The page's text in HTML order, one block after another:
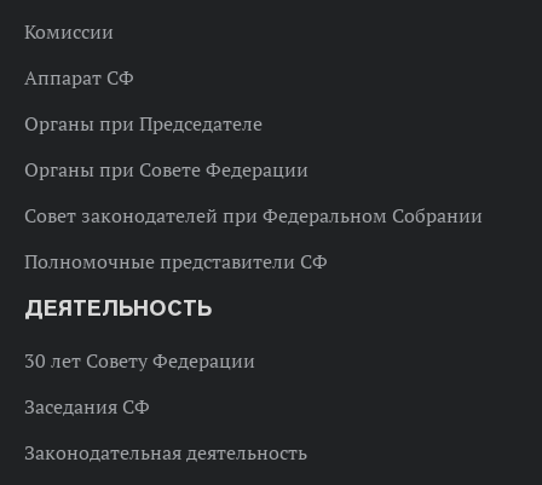
Комиссии
Аппарат СФ
Органы при Председателе
Органы при Совете Федерации
Совет законодателей при Федеральном Собрании
Полномочные представители СФ
ДЕЯТЕЛЬНОСТЬ
30 лет Совету Федерации
Заседания СФ
Законодательная деятельность